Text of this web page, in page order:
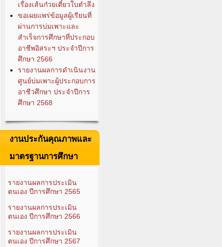
เรื่องเส้นก๋วยเตี๋ยวใบตำลึง
ขอเผยแพร่ข้อมูลผู้เรียนที่
ผ่านการบ่มเพาะและ
สำเร็จการศึกษาที่ประกอบ
อาชีพอิสระฯ ประจำปีการ
ศึกษา 2566
รายงานผลการดำเนินงาน
ศูนย์บ่มเพาะผู้ประกอบการ
อาชีวศึกษา ประจำปีการ
ศึกษา 2568
งานประกันคุณภาพและ
มาตรฐานการศึกษา
รายงานผลการประเมิน
ตนเอง ปีการศึกษา 2565
รายงานผลการประเมิน
ตนเอง ปีการศึกษา 2566
รายงานผลการประเมิน
ตนเอง ปีการศึกษา 2567